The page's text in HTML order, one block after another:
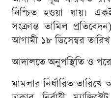
নিশ্চিত হওয়া যায়।
সংক্রান্ত তামিল
আগামী ১৮ ডিসেম্বর তারিখ
আদালতে অনুপস্থিতি ও
মামলার নির্ধারিত